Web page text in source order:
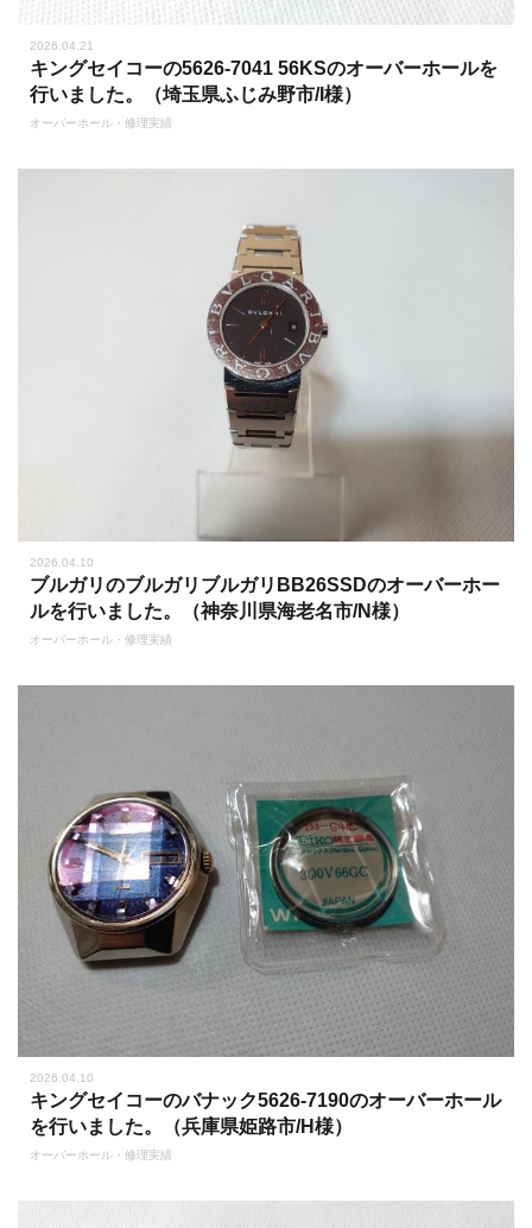
2026.04.21
キングセイコーの5626-7041 56KSのオーバーホールを
行いました。（埼玉県ふじみ野市/I様）
オーバーホール・修理実績
2026.04.10
ブルガリのブルガリブルガリBB26SSDのオーバーホー
ルを行いました。（神奈川県海老名市/N様）
オーバーホール・修理実績
2026.04.10
キングセイコーのバナック5626-7190のオーバーホール
を行いました。（兵庫県姫路市/H様）
オーバーホール・修理実績